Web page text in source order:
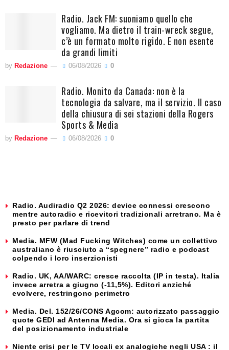
Radio. Jack FM: suoniamo quello che
vogliamo. Ma dietro il train-wreck segue,
c’è un formato molto rigido. E non esente
da grandi limiti
by Redazione 06/08/2026 0
Radio. Monito da Canada: non è la
tecnologia da salvare, ma il servizio. Il caso
della chiusura di sei stazioni della Rogers
Sports & Media
by Redazione 06/08/2026 0
Radio. Audiradio Q2 2026: device connessi crescono
mentre autoradio e ricevitori tradizionali arretrano. Ma è
presto per parlare di trend
Media. MFW (Mad Fucking Witches) come un collettivo
australiano è riusciuto a “spegnere” radio e podcast
colpendo i loro inserzionisti
Radio. UK, AA/WARC: cresce raccolta (IP in testa). Italia
invece arretra a giugno (-11,5%). Editori anziché
evolvere, restringono perimetro
Media. Del. 152/26/CONS Agcom: autorizzato passaggio
quote GEDI ad Antenna Media. Ora si gioca la partita
del posizionamento industriale
Niente crisi per le TV locali ex analogiche negli USA : il